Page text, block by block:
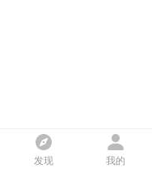
发现 我的